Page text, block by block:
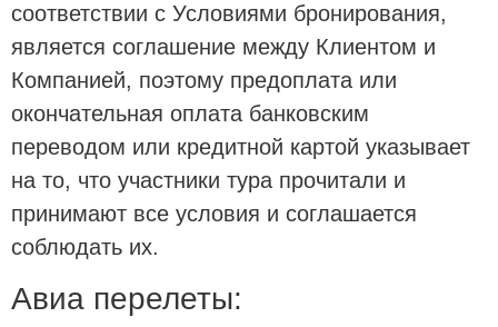
соответствии с Условиями бронирования,
является соглашение между Клиентом и
Компанией, поэтому предоплата или
окончательная оплата банковским
переводом или кредитной картой указывает
на то, что участники тура прочитали и
принимают все условия и соглашается
соблюдать их.
Авиа перелеты: